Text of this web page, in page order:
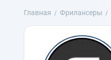
Главная Фрилансеры